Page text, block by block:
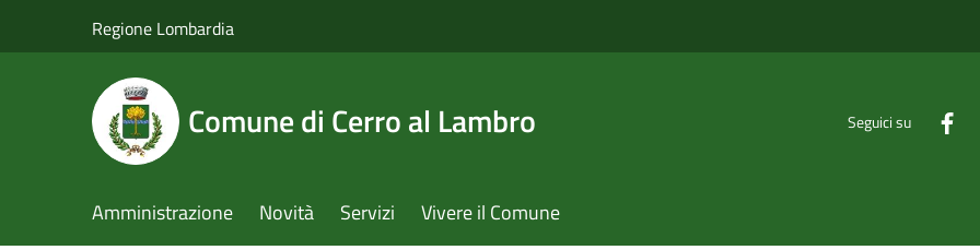
Regione Lombardia
Comune di Cerro al Lambro Seguici su
Amministrazione Novità Servizi Vivere il Comune